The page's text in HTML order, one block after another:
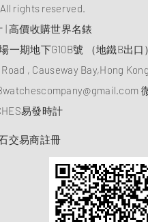
rights reserved.
| 高價收購世界名錶
期地下G10B號 （地鐵B出口）
, Causeway Bay,Hong Kong
易發時計
交易商註冊